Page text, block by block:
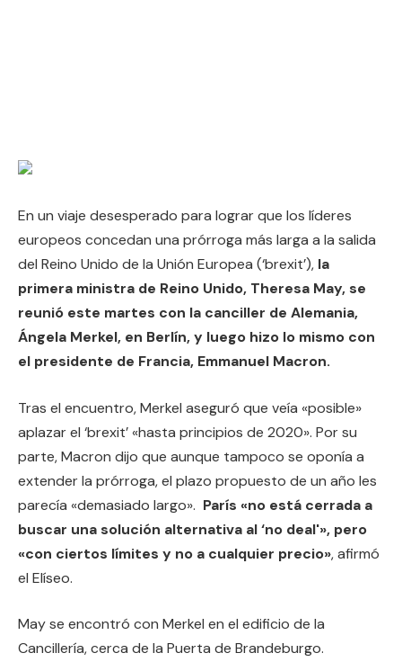
En un viaje desesperado para lograr que los líderes
europeos concedan una prórroga más larga a la salida
del Reino Unido de la Unión Europea (‘brexit’), la
primera ministra de Reino Unido, Theresa May, se
reunió este martes con la canciller de Alemania,
Ángela Merkel, en Berlín, y luego hizo lo mismo con
el presidente de Francia, Emmanuel Macron.
Tras el encuentro, Merkel aseguró que veía «posible»
aplazar el ‘brexit’ «hasta principios de 2020». Por su
parte, Macron dijo que aunque tampoco se oponía a
extender la prórroga, el plazo propuesto de un año les
parecía «demasiado largo». París «no está cerrada a
buscar una solución alternativa al ‘no deal'», pero
«con ciertos límites y no a cualquier precio», afirmó
el Elíseo.
May se encontró con Merkel en el edificio de la
Cancillería, cerca de la Puerta de Brandeburgo.